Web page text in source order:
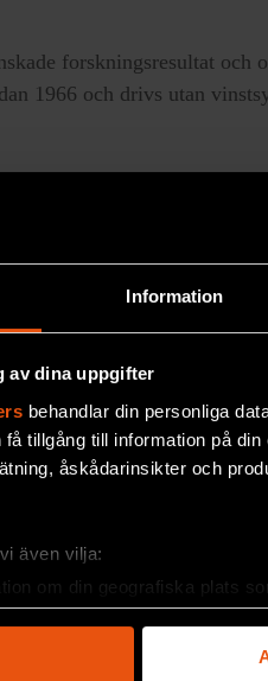
Information
av dina uppgifter
behandlar din personliga
tillgång till information på
åskådarinsikter och
även vilja:
om din geografiska plats
genom att aktivt skanna
personliga uppgifter
forskningsresultat och
1966 och drivs utan
2-
teknik